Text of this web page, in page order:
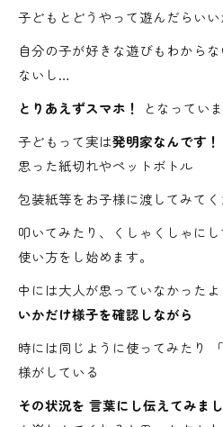
子どもとどうやって遊んだらい
自分の子が好きな遊びもわから
ないし…
とりあえずスマホ！
となってい
子どもって実は発明家なんです！
思った紙切れやペットボトル
包装紙等をお子様に渡してみてく
叩いてみたり、くしゃくしゃに
使い方をし始めます。
中には大人が思っていなかったよ
いかだけ様子を確認しながら
時には同じように使ってみたり
様がしている
その状況を 言葉にし伝えてみま